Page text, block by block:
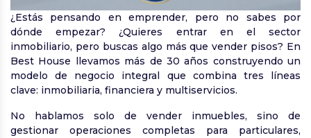
¿Estás pensando en emprender, pero no sabes por
dónde empezar? ¿Quieres entrar en el sector
inmobiliario, pero buscas algo más que vender pisos? En
Best House llevamos más de 30 años construyendo un
modelo de negocio integral que combina tres líneas
clave: inmobiliaria, financiera y multiservicios.
No hablamos solo de vender inmuebles, sino de
gestionar operaciones completas para particulares,